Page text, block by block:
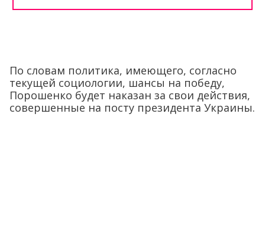
По словам политика, имеющего, согласно
текущей социологии, шансы на победу,
Порошенко будет наказан за свои действия,
совершенные на посту президента Украины.